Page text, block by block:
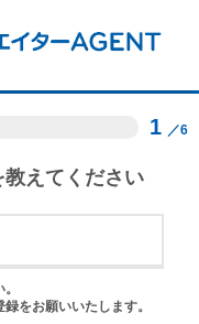
1 ／6
教えてください
をお願いいたします。